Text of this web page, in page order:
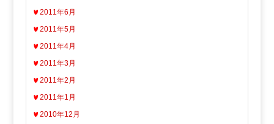
2011年6月
2011年5月
2011年4月
2011年3月
2011年2月
2011年1月
2010年12月